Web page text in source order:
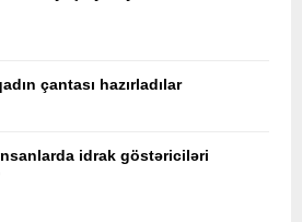
çantası hazırladılar
idrak göstəriciləri